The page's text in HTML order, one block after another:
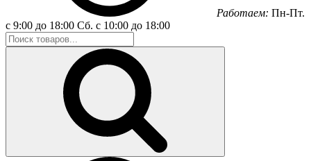
Работаем: Пн-Пт.
с 9:00 до 18:00 Сб. с 10:00 до 18:00